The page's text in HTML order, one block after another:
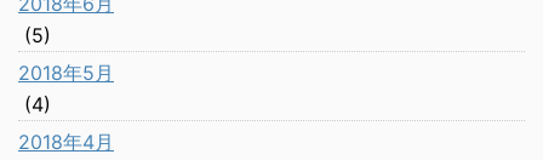
(5)
2018年5月
(4)
2018年4月